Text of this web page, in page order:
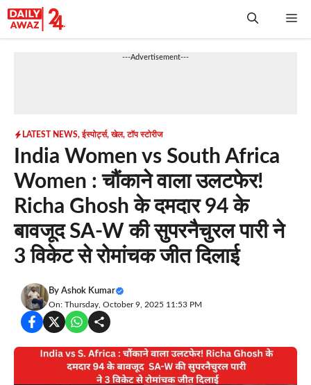
Skip
to
---Advertisement---
LATEST NEWS,ईस्पोर्ट्स,खेल,टॉप स्टोरीज
India Women vs South Africa
Women : चौंकाने वाला उलटफेर!
Richa Ghosh के दमदार 94 के
बावजूद SA-W की सुपरनैचुरल पारी ने
3 विकेट से रोमांचक जीत दिलाई
By Ashok Kumar
On: Thursday, October 9, 2025 11:53 PM